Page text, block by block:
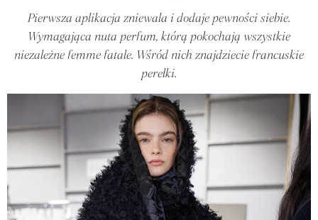
Pierwsza aplikacja zniewala i dodaje pewności siebie.
Wymagająca nuta perfum, którą pokochają wszystkie
niezależne femme fatale. Wśród nich znajdziecie francuskie
perełki.